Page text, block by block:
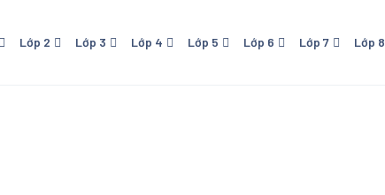
Lớp 2 Lớp 3 Lớp 4 Lớp 5 Lớp 6 Lớp 7 Lớp 8